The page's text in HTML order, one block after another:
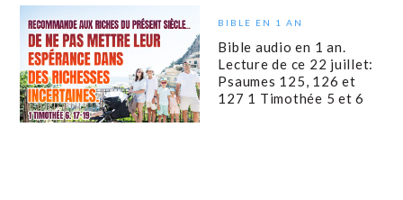
BIBLE EN 1 AN
Bible audio en 1 an.
Lecture de ce 22 juillet:
Psaumes 125, 126 et
127 1 Timothée 5 et 6